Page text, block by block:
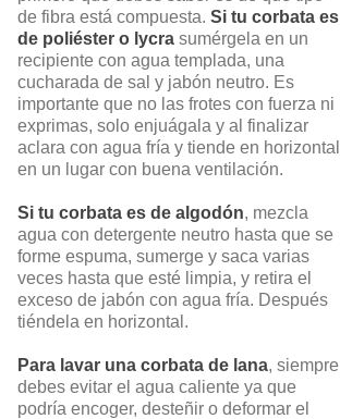
de fibra está compuesta. Si tu corbata es
de poliéster o lycra sumérgela en un
recipiente con agua templada, una
cucharada de sal y jabón neutro. Es
importante que no las frotes con fuerza ni
exprimas, solo enjuágala y al finalizar
aclara con agua fría y tiende en horizontal
en un lugar con buena ventilación.
Si tu corbata es de algodón, mezcla
agua con detergente neutro hasta que se
forme espuma, sumerge y saca varias
veces hasta que esté limpia, y retira el
exceso de jabón con agua fría. Después
tiéndela en horizontal.
Para lavar una corbata de lana, siempre
debes evitar el agua caliente ya que
podría encoger, desteñir o deformar el